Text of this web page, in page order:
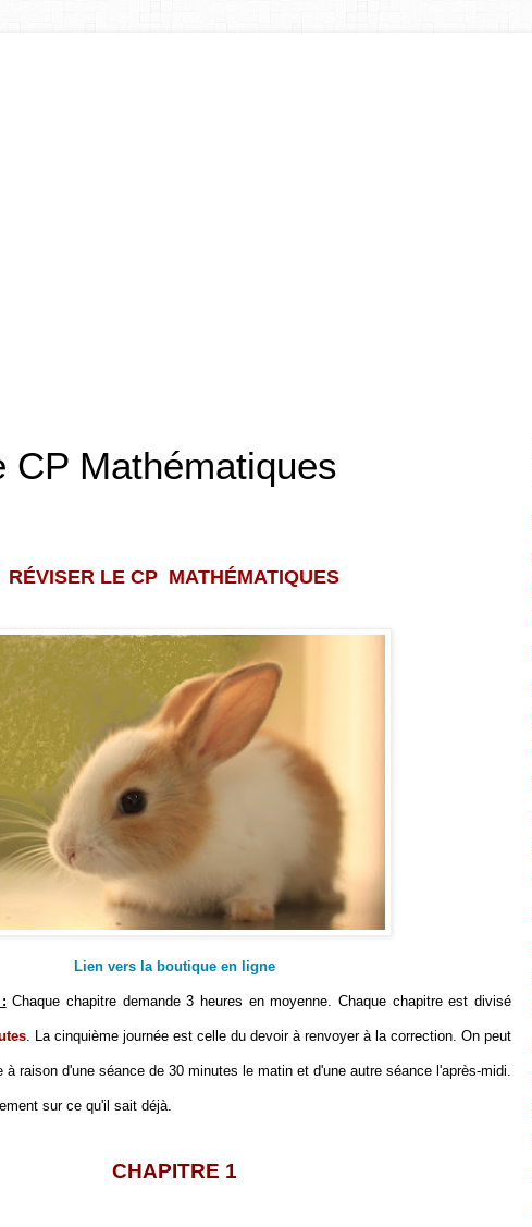
CP Mathématiques
RÉVISER LE CP MATHÉMATIQUES
Lien vers la boutique en ligne
Chaque chapitre demande 3 heures en moyenne. Chaque chapitre est divisé
. La cinquième journée est celle du devoir à renvoyer à la correction. On peut
à raison d'une séance de 30 minutes le matin et d'une autre séance l'après-midi.
sur ce qu'il sait déjà.
CHAPITRE 1